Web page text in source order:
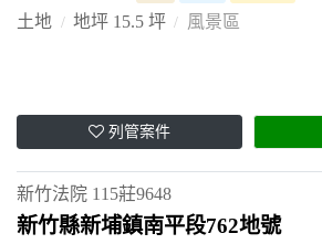
土地 地坪 15.5 坪 風景區
列管案件
新竹法院 115莊9648
新竹縣新埔鎮南平段762地號